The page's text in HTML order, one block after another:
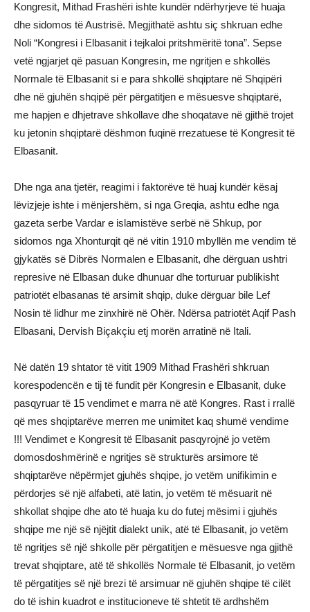
Kongresit, Mithad Frashëri ishte kundër ndërhyrjeve të huaja
dhe sidomos të Austrisë. Megjithatë ashtu siç shkruan edhe
Noli “Kongresi i Elbasanit i tejkaloi pritshmëritë tona”. Sepse
vetë ngjarjet që pasuan Kongresin, me ngritjen e shkollës
Normale të Elbasanit si e para shkollë shqiptare në Shqipëri
dhe në gjuhën shqipë për përgatitjen e mësuesve shqiptarë,
me hapjen e dhjetrave shkollave dhe shoqatave në gjithë trojet
ku jetonin shqiptarë dëshmon fuqinë rrezatuese të Kongresit të
Elbasanit.
Dhe nga ana tjetër, reagimi i faktorëve të huaj kundër kësaj
lëvizjeje ishte i mënjershëm, si nga Greqia, ashtu edhe nga
gazeta serbe Vardar e islamistëve serbë në Shkup, por
sidomos nga Xhonturqit që në vitin 1910 mbyllën me vendim të
gjykatës së Dibrës Normalen e Elbasanit, dhe dërguan ushtri
represive në Elbasan duke dhunuar dhe torturuar publikisht
patriotët elbasanas të arsimit shqip, duke dërguar bile Lef
Nosin të lidhur me zinxhirë në Ohër. Ndërsa patriotët Aqif Pash
Elbasani, Dervish Biçakçiu etj morën arratinë në Itali.
Në datën 19 shtator të vitit 1909 Mithad Frashëri shkruan
korespodencën e tij të fundit për Kongresin e Elbasanit, duke
pasqyruar të 15 vendimet e marra në atë Kongres. Rast i rrallë
që mes shqiptarëve merren me unimitet kaq shumë vendime
!!! Vendimet e Kongresit të Elbasanit pasqyrojnë jo vetëm
domosdoshmërinë e ngritjes së strukturës arsimore të
shqiptarëve nëpërmjet gjuhës shqipe, jo vetëm unifikimin e
përdorjes së një alfabeti, atë latin, jo vetëm të mësuarit në
shkollat shqipe dhe ato të huaja ku do futej mësimi i gjuhës
shqipe me një së njëjtit dialekt unik, atë të Elbasanit, jo vetëm
të ngritjes së një shkolle për përgatitjen e mësuesve nga gjithë
trevat shqiptare, atë të shkollës Normale të Elbasanit, jo vetëm
të përgatitjes së një brezi të arsimuar në gjuhën shqipe të cilët
do të ishin kuadrot e institucioneve të shtetit të ardhshëm